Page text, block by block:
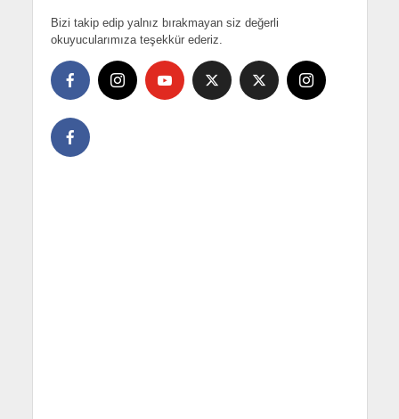
Bizi takip edip yalnız bırakmayan siz değerli
okuyucularımıza teşekkür ederiz.